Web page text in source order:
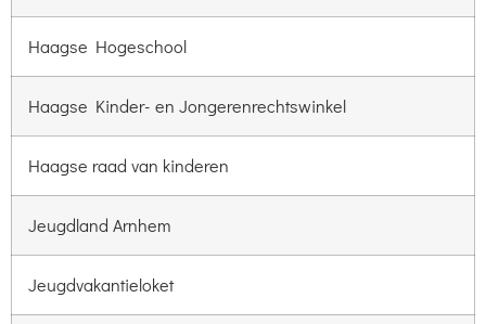
Haagse Hogeschool
Haagse Kinder- en Jongerenrechtswinkel
Haagse raad van kinderen
Jeugdland Arnhem
Jeugdvakantieloket